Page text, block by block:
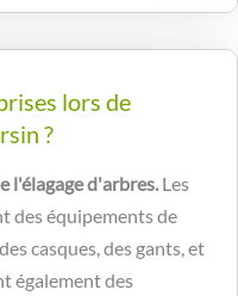
lors de
?
l'élagage d'arbres.Les
des équipements de
casques, des gants, et
également des